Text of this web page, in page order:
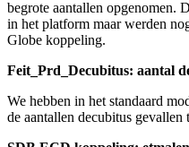
begrote aantallen opgenomen.
in het platform maar werden
Globe koppeling.
Feit_Prd_Decubitus: aantal
We hebben in het standaard
de aantallen decubitus gevallen